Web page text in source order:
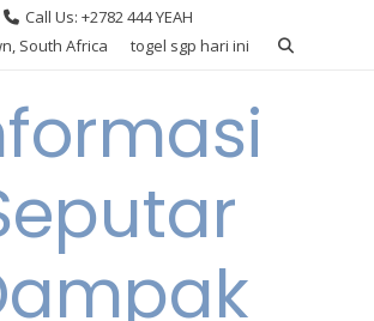
Call Us: +2782 444 YEAH
South Africa
togel sgp hari ini